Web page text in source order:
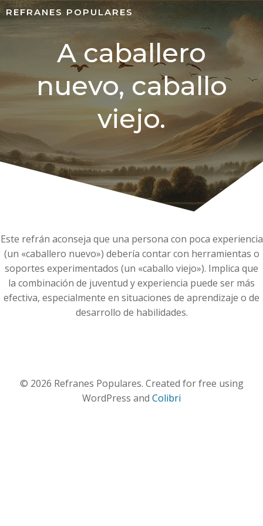
REFRANES POPULARES
A caballero
nuevo, caballo
viejo.
Este refrán aconseja que una persona con poca experiencia
(un «caballero nuevo») debería contar con herramientas o
soportes experimentados (un «caballo viejo»). Implica que
la combinación de juventud y experiencia puede ser más
efectiva, especialmente en situaciones de aprendizaje o de
desarrollo de habilidades.
© 2026 Refranes Populares. Created for free using
WordPress and Colibri